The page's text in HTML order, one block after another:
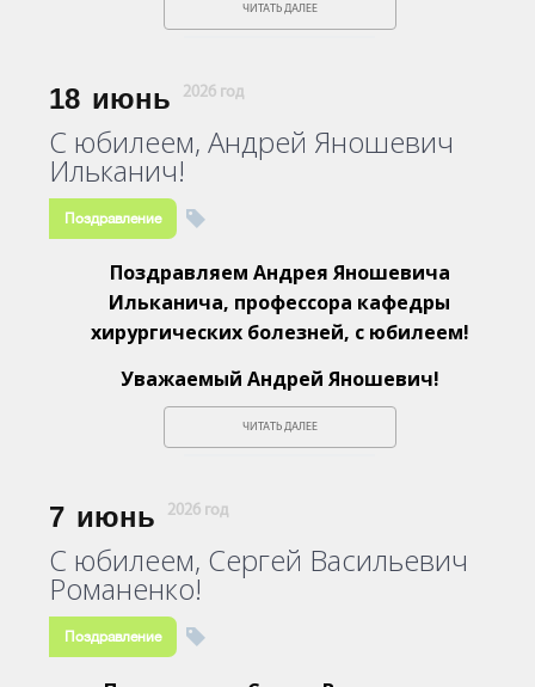
ЧИТАТЬ ДАЛЕЕ
18 июнь 2026 год
С юбилеем, Андрей Яношевич
Ильканич!
Поздравление
Поздравляем Андрея Яношевича
Ильканича, профессора кафедры
хирургических болезней, с юбилеем!
Уважаемый Андрей Яношевич!
ЧИТАТЬ ДАЛЕЕ
7 июнь 2026 год
С юбилеем, Сергей Васильевич
Романенко!
Поздравление